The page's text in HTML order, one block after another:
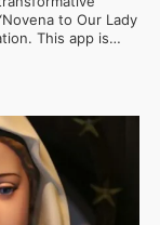
to Our Lady
This app is…